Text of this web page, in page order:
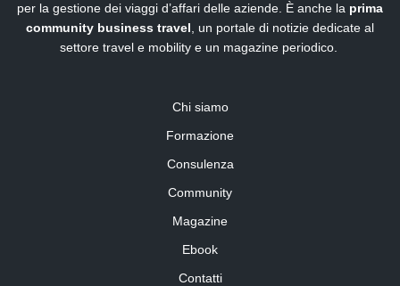
per la gestione dei viaggi d’affari delle aziende. È anche la prima
community business travel, un portale di notizie dedicate al
settore travel e mobility e un magazine periodico.
Chi siamo
Formazione
Consulenza
Community
Magazine
Ebook
Contatti